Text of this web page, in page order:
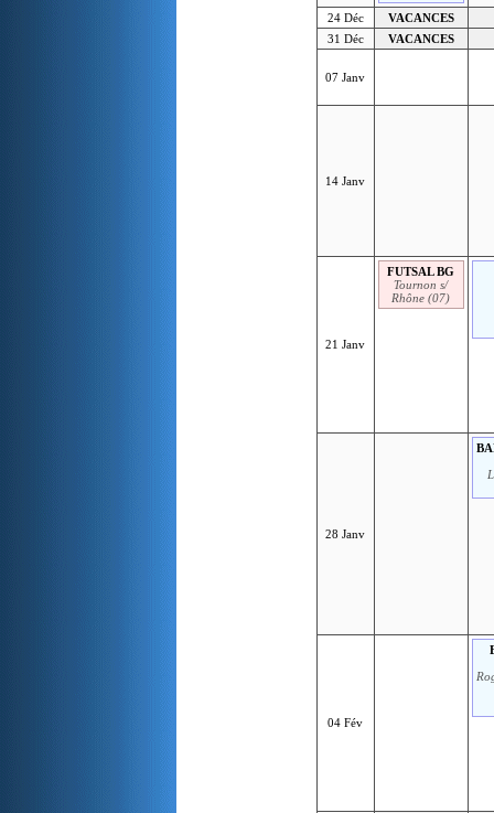
24 Déc
VACANCES
31 Déc
VACANCES
07 Janv
14 Janv
21 Janv
FUTSAL BG
Tournon s/
Rhône (07)
28 Janv
04 Fév